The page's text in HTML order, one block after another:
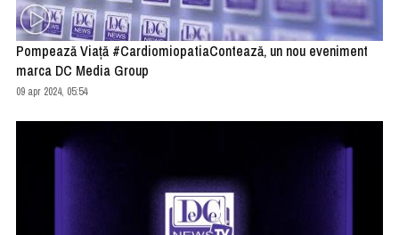
Pompează Viață #CardiomiopatiaContează, un nou eveniment
marca DC Media Group
09 apr 2024, 05:54